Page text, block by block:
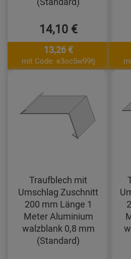
14,10 €
13,26 €
mit Code: e3oc5w99fj
Traufblech mit
Umschlag Zuschnitt
200 mm Länge 1
Meter Aluminium
walzblank 0,8 mm
(Standard)